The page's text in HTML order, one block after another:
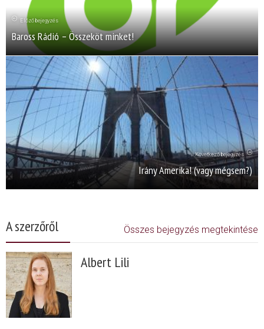
Előző bejegyzés
Baross Rádió – Összeköt minket!
Következő bejegyzés
Irány Amerika! (vagy mégsem?)
A szerzőről Összes bejegyzés megtekintése
Albert Lili